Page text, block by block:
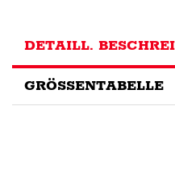
DETAILL.
GRÖSSENTABELLE